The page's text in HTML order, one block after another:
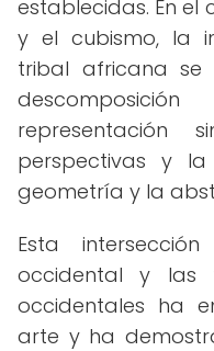
establecidas. En el
y el cubismo, la
tribal africana se
representación
perspectivas y
geometría y la
Esta
occidental y las
occidentales ha
arte y ha